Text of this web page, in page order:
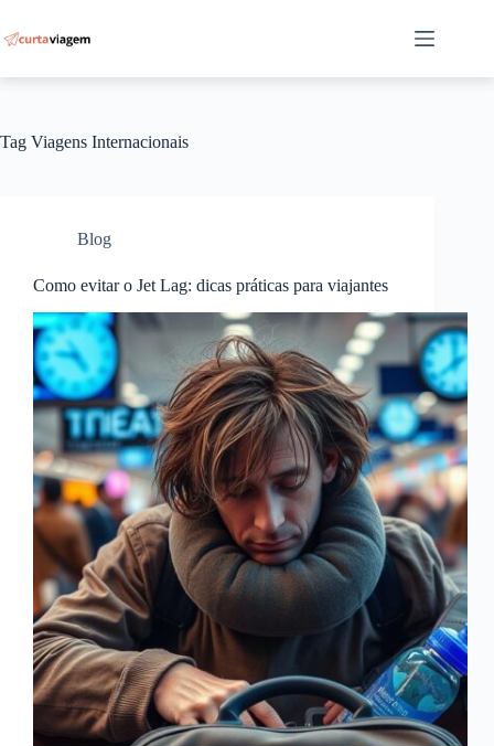
para
o
Tag Viagens Internacionais
Blog
Como evitar o Jet Lag: dicas práticas para viajantes